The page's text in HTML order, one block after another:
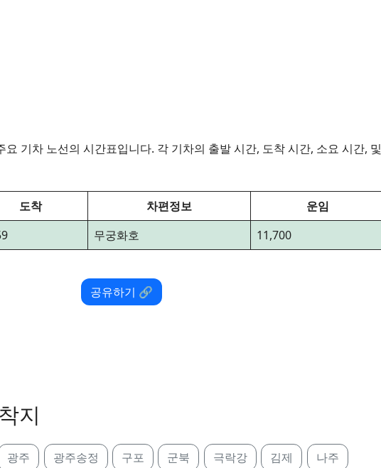
기차 노선의 시간표입니다. 각 기차의 출발 시간, 도착 시간, 소요 시간, 및
도착 차편정보
운임
무궁화호 11,700
공유하기 🔗
지
광주 광주송정 구포 군북 극락강 김제 나주